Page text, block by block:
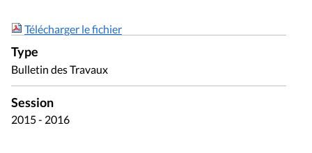
Télécharger le fichier
Type
Bulletin des Travaux
Session
2015 - 2016